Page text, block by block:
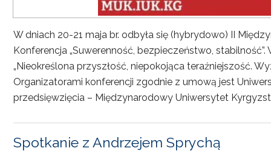
W dniach 20-21 maja br. odbyła się (hybrydowo) II
Konferencja „Suwerenność, bezpieczeństwo,
„Nieokreślona przyszłość, niepokojąca teraźniejszość.
Organizatorami konferencji zgodnie z umową jest
przedsięwzięcia – Międzynarodowy Uniwersytet
Spotkanie z Andrzejem Sprychą